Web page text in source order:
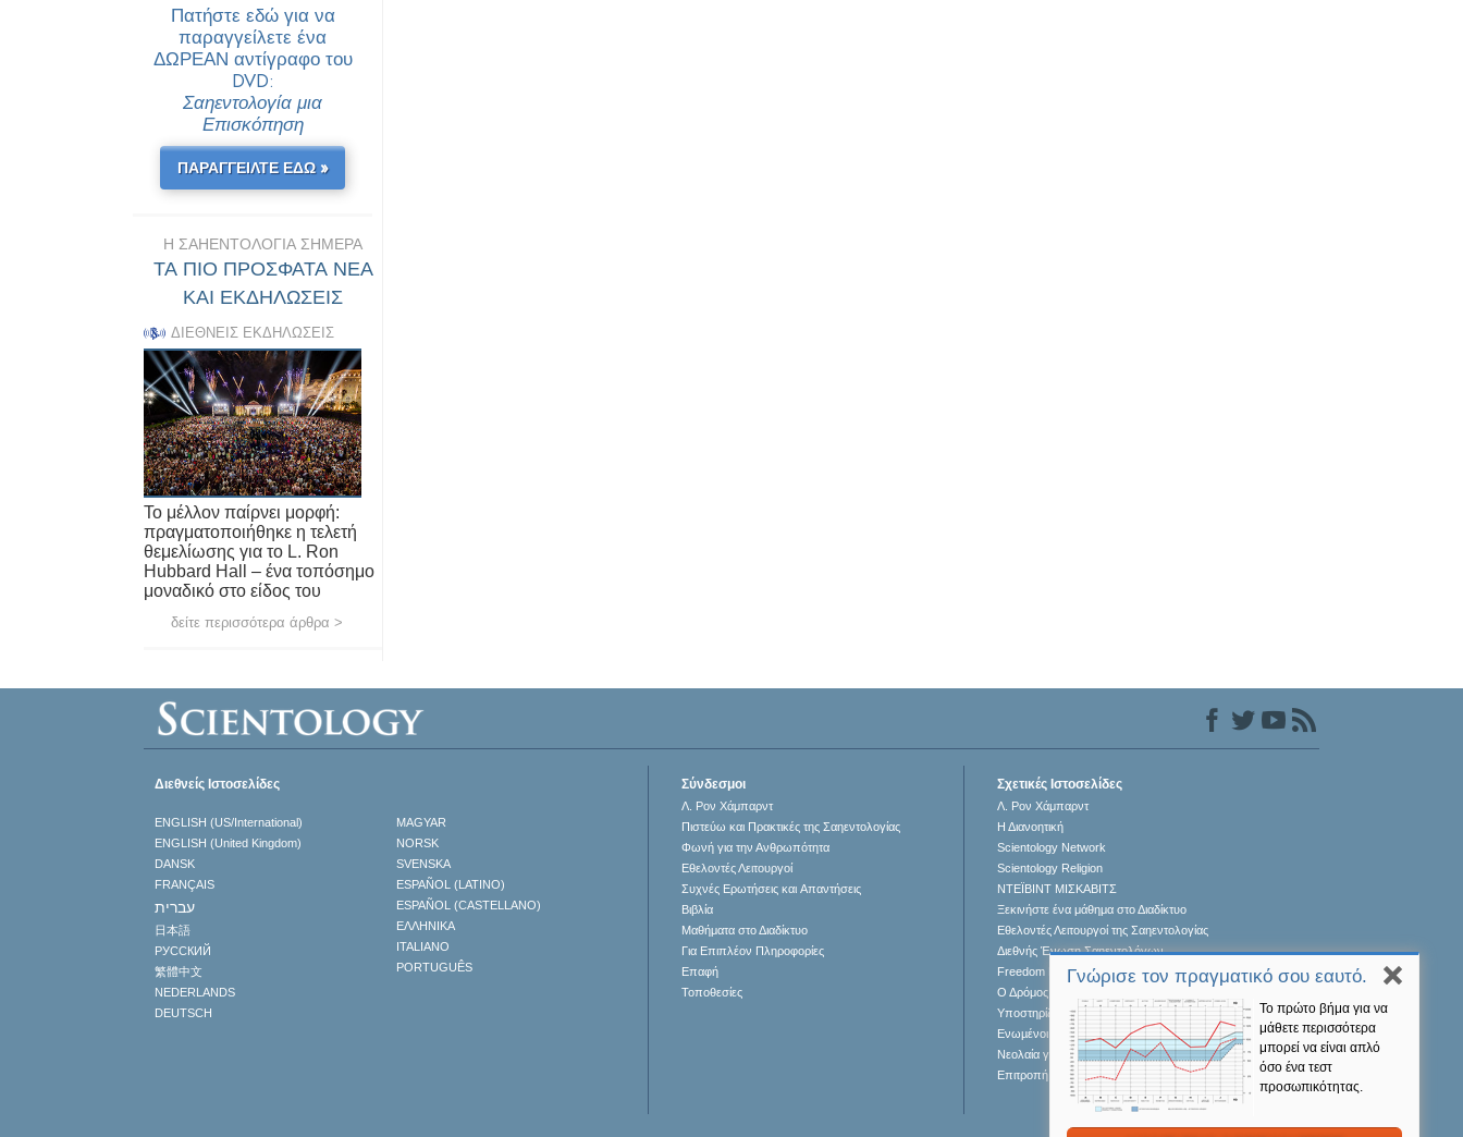
Πατήστε εδώ για να
παραγγείλετε ένα
ΔΩΡΕΑΝ αντίγραφο του
DVD:
Σαηεντολογία μια
Επισκόπηση
ΠΑΡΑΓΓΕΙΛΤΕ ΕΔΩ »
Η ΣΑΗΕΝΤΟΛΟΓΙΑ ΣΗΜΕΡΑ
ΤΑ ΠΙΟ ΠΡΟΣΦΑΤΑ ΝΕΑ
ΚΑΙ ΕΚΔΗΛΩΣΕΙΣ
ΔΙΕΘΝΕΙΣ ΕΚΔΗΛΩΣΕΙΣ
Το μέλλον παίρνει μορφή:
πραγματοποιήθηκε η τελετή
θεμελίωσης για το L. Ron
Hubbard Hall – ένα τοπόσημο
μοναδικό στο είδος του
δείτε περισσότερα άρθρα >
Γνώρισε τον πραγματικό σου εαυτό.
Το πρώτο βήμα για να
μάθετε περισσότερα
μπορεί να είναι απλό
όσο ένα τεστ
προσωπικότητας.
Διεθνείς Ιστοσελίδες
ENGLISH (US/International)
ENGLISH (United Kingdom)
DANSK
FRANÇAIS
עברית
日本語
РУССКИЙ
繁體中文
NEDERLANDS
DEUTSCH
MAGYAR
NORSK
SVENSKA
ESPAÑOL (LATINO)
ESPAÑOL (CASTELLANO)
ΕΛΛΗΝΙΚA
ITALIANO
PORTUGUÊS
Σύνδεσμοι
Λ. Ρον Χάμπαρντ
Πιστεύω και Πρακτικές της Σαηεντολογίας
Φωνή για την Ανθρωπότητα
Εθελοντές Λειτουργοί
Συχνές Ερωτήσεις και Απαντήσεις
Βιβλία
Μαθήματα στο Διαδίκτυο
Για Επιπλέον Πληροφορίες
Επαφή
Τοποθεσίες
Σχετικές Ιστοσελίδες
Λ. Ρον Χάμπαρντ
Η Διανοητική
Scientology Network
Scientology Religion
ΝΤΕΪΒΙΝΤ ΜΙΣΚAΒΙΤΣ
Ξεκινήστε ένα μάθημα στο Διαδίκτυο
Εθελοντές Λειτουργοί της Σαηεντολογίας
Διεθνής Ένωση Σαηεντολόγων
Freedom Magazine
Ο Δρόμος προς την Ευτυχία
Υποστηρίζοντας έναν Κόσμο χωρίς Ναρκωτικά
Ενωµένοι για τα Ανθρώπινα Δικαιώµατα
Νεολαία για τα Ανθρώπινα Δικαιώματα
Επιτροπή Πολιτών για τα Ανθρώπινα Δικαιώματα